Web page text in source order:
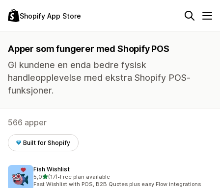
Shopify App Store
Apper som fungerer med Shopify POS
Gi kundene en enda bedre fysisk
handleopplevelse med ekstra Shopify POS-
funksjoner.
566 apper
Built for Shopify
Fish Wishlist
5,0av 5 stjerner
(17)
Totalt 17 omtaler
•Free plan available
Fast Wishlist with POS, B2B Quotes plus easy Flow integrations